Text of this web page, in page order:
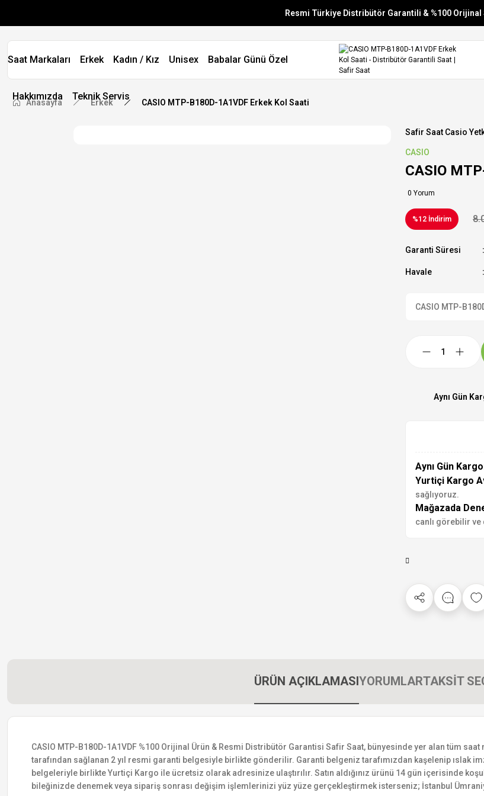
Resmi Türkiye Distribütör Garantili & %100 Orijinal
Vade Farksız 6 Taksit
Aynı Gün Stoktan Gönderim
Saat Markaları Erkek Kadın / Kız Unisex Babalar Günü Özel
Hakkımızda Teknik Servis
Anasayfa Erkek CASIO MTP-B180D-1A1VDF Erkek Kol Saati
Safir Saat Casio
CASIO
CASIO
0 Yorum
%12 İndirim
Garanti Süresi
Havale
CASIO MTP-
Aynı Gün
Aynı Gün
Yurtiçi Kargo
sağlıyoruz.
Mağazada
canlı görebilir
ÜRÜN AÇIKLAMASIYORUMLARTAKSİT
CASIO MTP-B180D-1A1VDF %100 Orijinal Ürün & Resmi Distribütör Garantisi Safir Saat, bünyesinde yer alan tüm
tarafından sağlanan 2 yıl resmi garanti belgesiyle birlikte gönderilir. Garanti belgeniz tarafımızdan kaşelenip ıslak
belgeleriyle birlikte Yurtiçi Kargo ile ücretsiz olarak adresinize ulaştırılır. Satın aldığınız ürünü 14 gün içerisinde
bileğinizde denemek veya sipariş sonrası değişim işlemlerinizi yüz yüze gerçekleştirmek isterseniz; İstanbul